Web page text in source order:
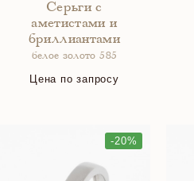
Серьги с
аметистами и
бриллиантами
белое золото 585
Цена по запросу
-20%